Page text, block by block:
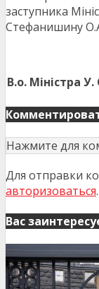
заступника
Стефанишину
В.о. Міністра У.
Нажмите для
Для отправки
авторизоваться.
Вас